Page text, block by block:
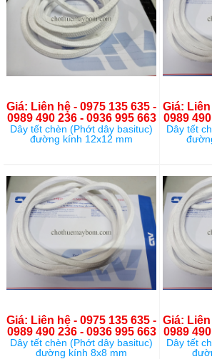
Giá: Liên hệ - 0975 135 635 -
0989 490 236 - 0936 995 663
Dây tết chèn (Phớt dây basituc)
đường kính 12x12 mm
Giá: Liên
0989
Dây tết
Giá: Liên hệ - 0975 135 635 -
0989 490 236 - 0936 995 663
Dây tết chèn (Phớt dây basituc)
đường kính 8x8 mm
Giá: Liên
0989
Dây tết